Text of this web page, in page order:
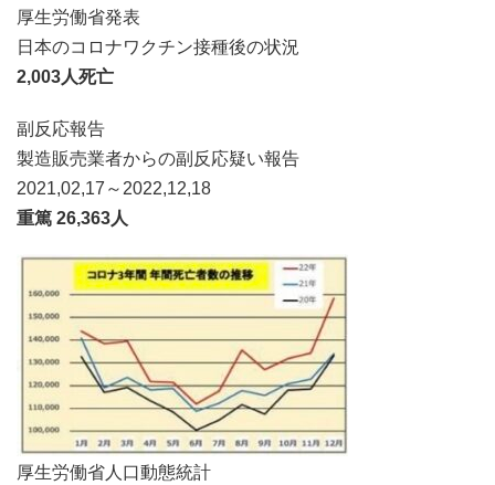
厚生労働省発表
日本のコロナワクチン接種後の状況
2,003人死亡
副反応報告
製造販売業者からの副反応疑い報告
2021,02,17～2022,12,18
重篤 26,363人
厚生労働省人口動態統計